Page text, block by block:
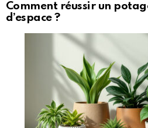
Comment réussir un
d’espace ?